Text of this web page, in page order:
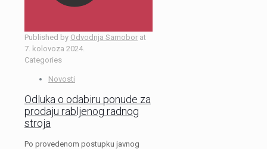
Published by Odvodnja Samobor at
7. kolovoza 2024.
Categories
Novosti
Odluka o odabiru ponude za
prodaju rabljenog radnog
stroja
Po provedenom postupku javnog